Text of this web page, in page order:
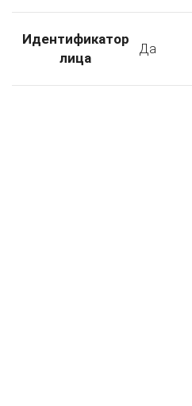
Идентификатор
лица
Да